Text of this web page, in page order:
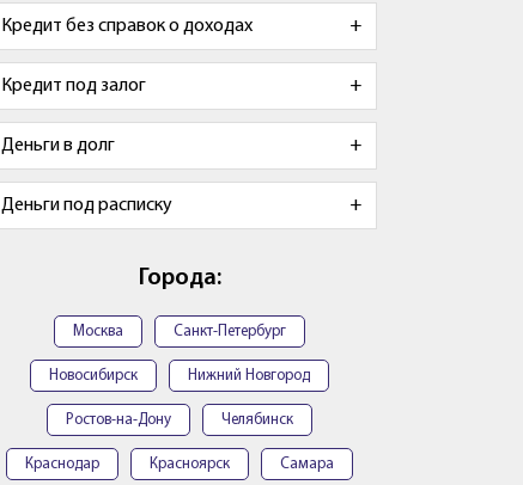
Кредит без справок о доходах
Кредит под залог
Деньги в долг
Деньги под расписку
Города:
Москва Санкт-Петербург
Новосибирск Нижний Новгород
Ростов-на-Дону Челябинск
Краснодар Красноярск Самара